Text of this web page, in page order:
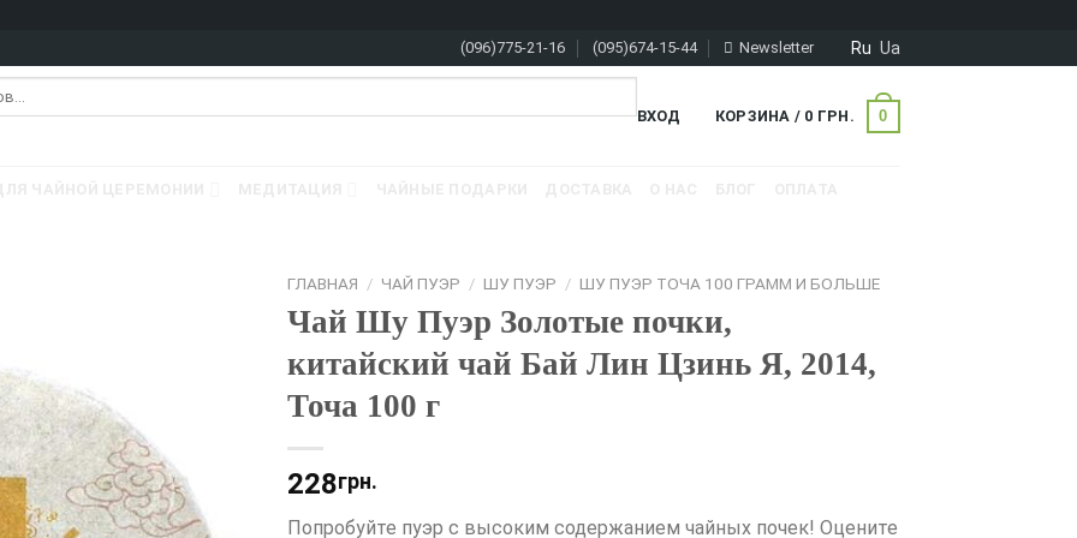
(096)775-21-16 (095)674-15-44 Newsletter Ru Ua
ВХОД КОРЗИНА / 0 ГРН. 0
ГЛАВНАЯ / ЧАЙ ПУЭР / ШУ ПУЭР / ШУ ПУЭР ТОЧА 100 ГРАММ И БОЛЬШЕ
Чай Шу Пуэр Золотые почки,
китайский чай Бай Лин Цзинь Я, 2014,
Точа 100 г
228грн.
Попробуйте пуэр с высоким содержанием чайных почек! Оцените